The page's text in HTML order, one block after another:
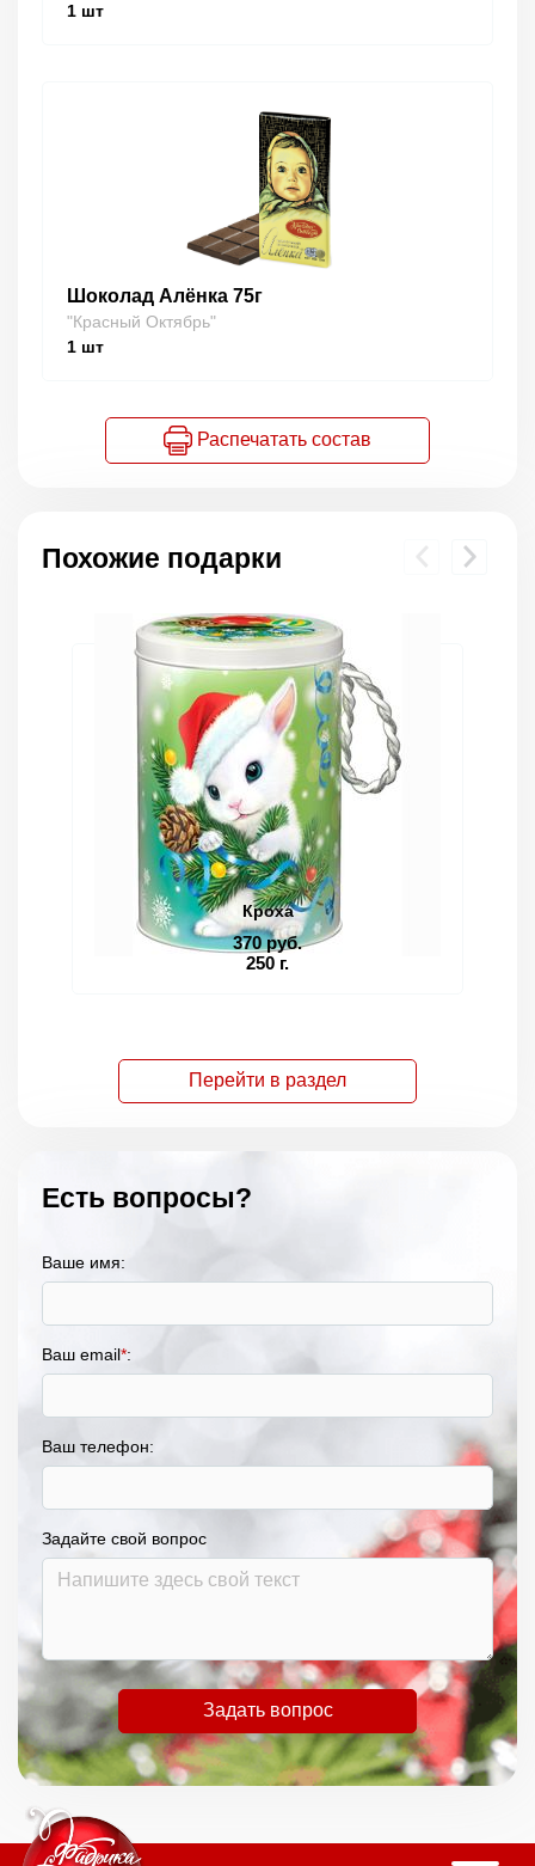
1 шт
Шоколад Алёнка 75г
"Красный Октябрь"
1 шт
Распечатать состав
Похожие подарки
Кроха
370 руб.
250 г.
Перейти в раздел
Есть вопросы?
Ваше имя:
Ваш email*:
Ваш телефон:
Задайте свой вопрос
Задать вопрос